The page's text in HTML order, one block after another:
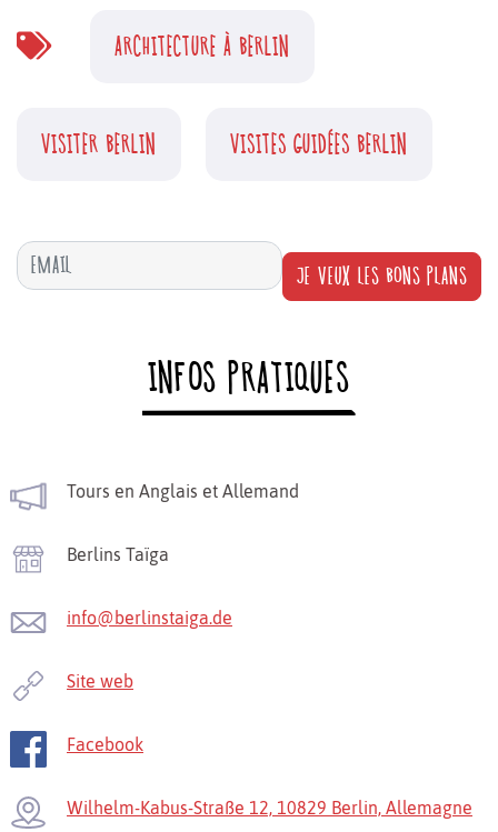
ARCHITECTURE À BERLIN
VISITER BERLIN VISITES GUIDÉES BERLIN
JE VEUX LES BONS PLANS
INFOS PRATIQUES
Tours en Anglais et Allemand
Berlins Taïga
info@berlinstaiga.de
Site web
Facebook
Wilhelm-Kabus-Straße 12, 10829 Berlin, Allemagne